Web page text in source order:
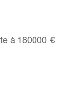
à 180000 €